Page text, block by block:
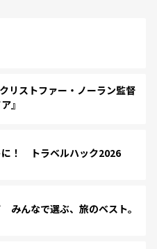
リストファー・ノーラン監督
』
に！ トラベルハック2026
んなで選ぶ、旅のベスト。